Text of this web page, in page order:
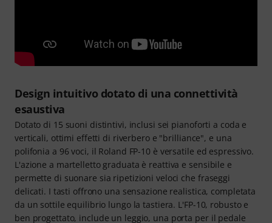
Design intuitivo dotato di una connettività
esaustiva
Dotato di 15 suoni distintivi, inclusi sei pianoforti a coda e
verticali, ottimi effetti di riverbero e "brilliance", e una
polifonia a 96 voci, il Roland FP-10 è versatile ed espressivo.
L'azione a martelletto graduata è reattiva e sensibile e
permette di suonare sia ripetizioni veloci che fraseggi
delicati. I tasti offrono una sensazione realistica, completata
da un sottile equilibrio lungo la tastiera. L'FP-10, robusto e
ben progettato, include un leggio, una porta per il pedale